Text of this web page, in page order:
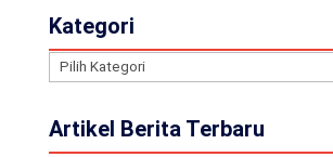
Kategori
Kategori
Artikel Berita Terbaru